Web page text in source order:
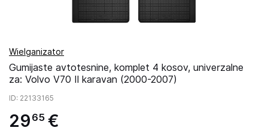
Wielganizator
Gumijaste avtotesnine, komplet 4 kosov, univerzalne
za: Volvo V70 II karavan (2000-2007)
ID: 22133165
29 65 €